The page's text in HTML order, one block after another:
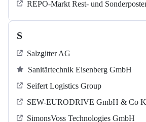
REPO-Markt Rest- und
S
Salzgitter AG
Sanitärtechnik Eisenberg GmbH
Seifert Logistics Group
SEW-EURODRIVE GmbH & Co
SimonsVoss Technologies GmbH